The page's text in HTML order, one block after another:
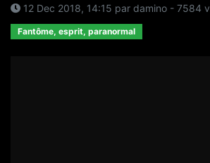
12 Dec 2018, 14:15 par damino - 7584
Fantôme, esprit, paranormal